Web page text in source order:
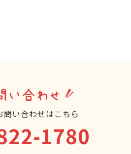
い合わせ
問い合わせはこちら
1780